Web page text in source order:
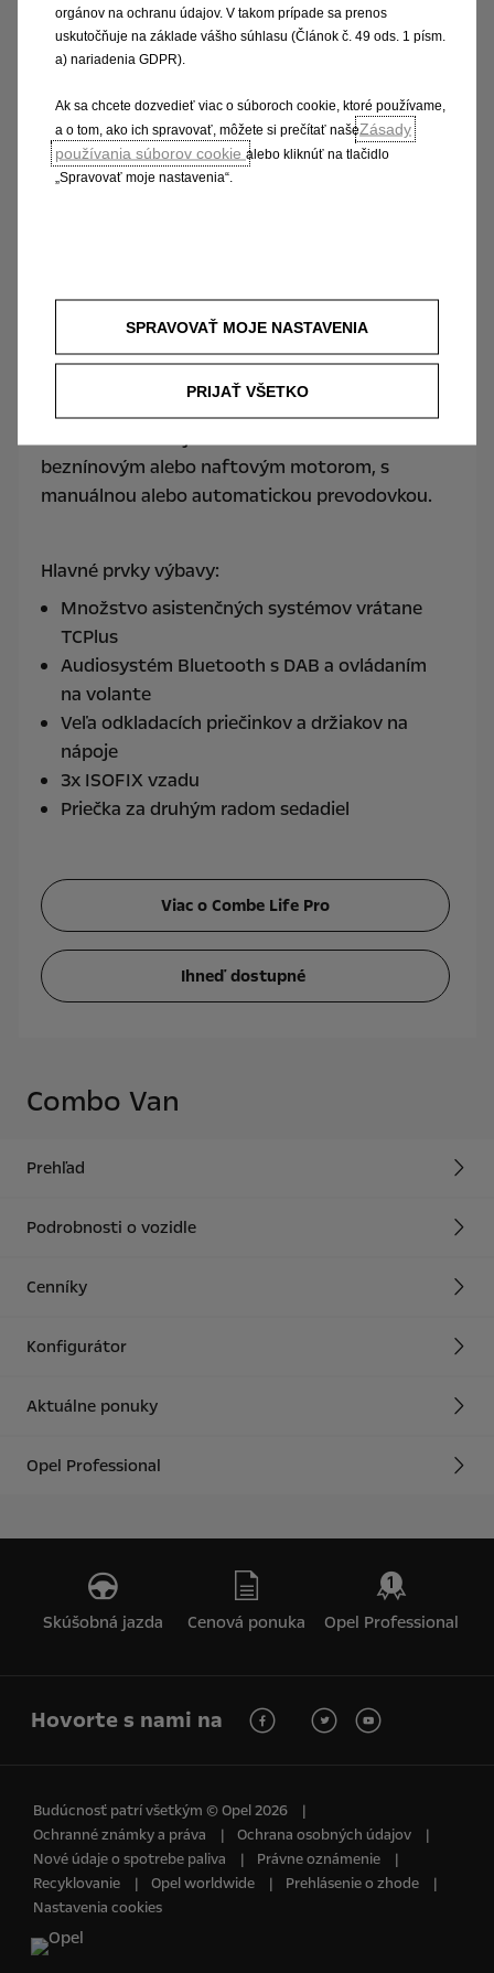
Potrebujete vaše úžitkové auto, ktoré sa
postará nielen o váš pracovný tím, ale zaskočí aj
za rodinné auto? Pre vás je ponuka Combo Life
Pro ako ušitá. Výbava ako v luxusnom osobnom
beznínovým alebo naftovým motorom, s
manuálnou alebo automatickou prevodovkou.
Hlavné prvky výbavy:
Množstvo asistenčných systémov vrátane
TCPlus
Audiosystém Bluetooth s DAB a ovládaním
na volante
Veľa odkladacích priečinkov a držiakov na
nápoje
3x ISOFIX vzadu
Priečka za druhým radom sedadiel
Viac o Combe Life Pro
Ihneď dostupné
Combo Van
Prehľad
Podrobnosti o vozidle
Cenníky
Konfigurátor
Aktuálne ponuky
Opel Professional
Skúšobná jazda Cenová ponuka Opel Professional
Hovorte s nami na
Budúcnosť patrí všetkým © Opel 2026
Ochranné známky a práva
Ochrana osobných údajov
Nové údaje o spotrebe paliva
Právne oznámenie
Recyklovanie
Opel worldwide
Prehlásenie o zhode
Nastavenia cookies
orgánov na ochranu údajov. V takom prípade sa prenos
uskutočňuje na základe vášho súhlasu (Článok č. 49 ods. 1 písm.
a) nariadenia GDPR).
Ak sa chcete dozvedieť viac o súboroch cookie, ktoré používame,
a o tom, ako ich spravovať, môžete si prečítať našeZásady
používania súborov cookie alebo kliknúť na tlačidlo
„Spravovať moje nastavenia“.
SPRAVOVAŤ MOJE NASTAVENIA
PRIJAŤ VŠETKO